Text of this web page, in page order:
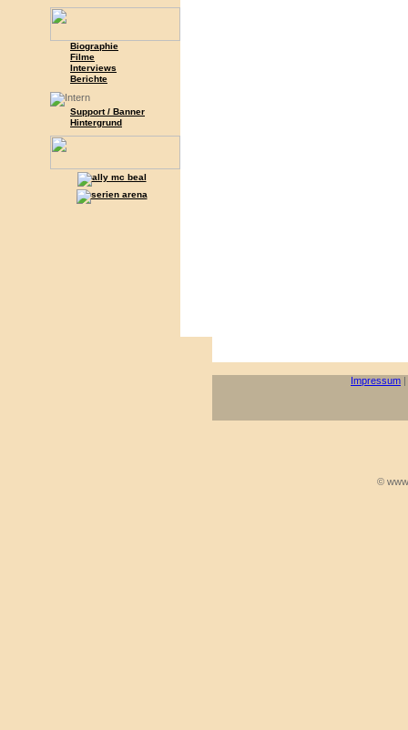
Biographie
Filme
Interviews
Berichte
Support / Banner
Hintergrund
Impressum |
©